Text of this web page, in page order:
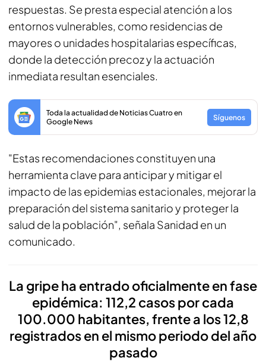
respuestas. Se presta especial atención a los
entornos vulnerables, como residencias de
mayores o unidades hospitalarias específicas,
donde la detección precoz y la actuación
inmediata resultan esenciales.
Toda la actualidad de Noticias Cuatro en
Google News
Síguenos
"Estas recomendaciones constituyen una
herramienta clave para anticipar y mitigar el
impacto de las epidemias estacionales, mejorar la
preparación del sistema sanitario y proteger la
salud de la población", señala Sanidad en un
comunicado.
La gripe ha entrado oficialmente en fase
epidémica: 112,2 casos por cada
100.000 habitantes, frente a los 12,8
registrados en el mismo periodo del año
pasado